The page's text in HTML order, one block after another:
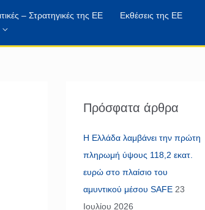
– Στρατηγικές της ΕΕ
Εκθέσεις της ΕΕ
Πρόσφατα άρθρα
Η Ελλάδα λαμβάνει την πρώτη
πληρωμή ύψους 118,2 εκατ.
ευρώ στο πλαίσιο του
αμυντικού μέσου SAFE 23
Ιουλίου 2026